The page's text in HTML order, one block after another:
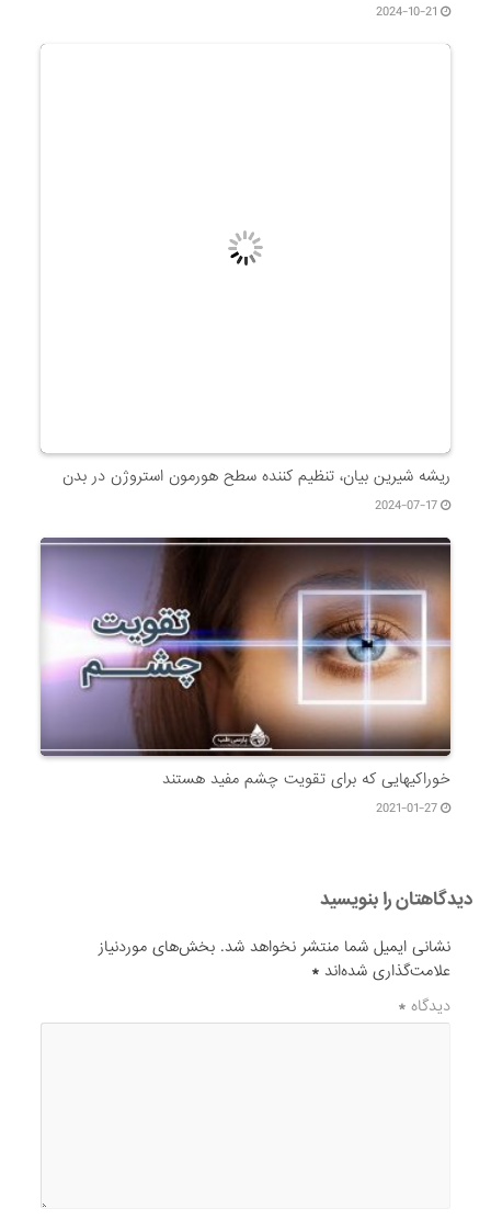
2024-10-21
ریشه شیرین بیان، تنظیم کننده سطح هورمون استروژن در بدن
2024-07-17
خوراکیهایی که برای تقویت چشم مفید هستند
2021-01-27
دیدگاهتان را بنویسید
نشانی ایمیل شما منتشر نخواهد شد. بخش‌های موردنیاز
علامت‌گذاری شده‌اند*
دیدگاه*